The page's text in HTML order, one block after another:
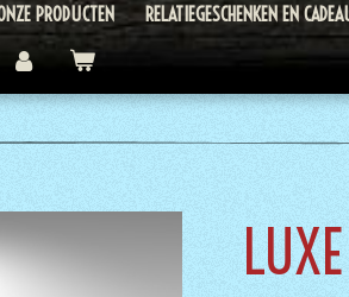
PRODUCTEN RELATIEGESCHENKEN EN